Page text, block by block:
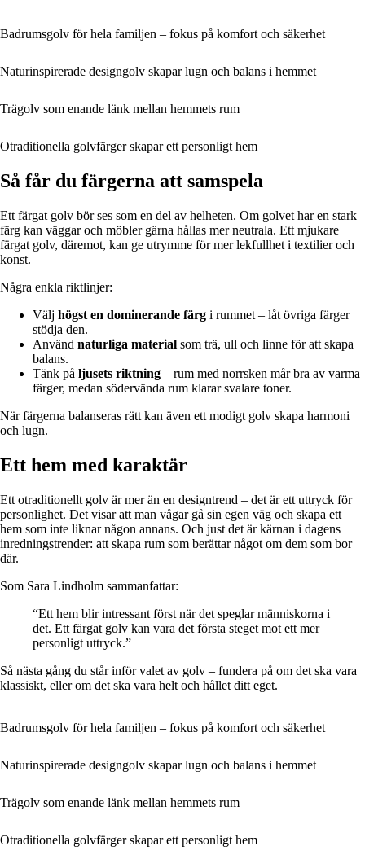
Badrumsgolv för hela familjen – fokus på komfort och säkerhet
Naturinspirerade designgolv skapar lugn och balans i hemmet
Trägolv som enande länk mellan hemmets rum
Otraditionella golvfärger skapar ett personligt hem
Så får du färgerna att samspela
Ett färgat golv bör ses som en del av helheten. Om golvet har en stark
färg kan väggar och möbler gärna hållas mer neutrala. Ett mjukare
färgat golv, däremot, kan ge utrymme för mer lekfullhet i textilier och
konst.
Några enkla riktlinjer:
Välj högst en dominerande färg i rummet – låt övriga färger
stödja den.
Använd naturliga material som trä, ull och linne för att skapa
balans.
Tänk på ljusets riktning – rum med norrsken mår bra av varma
färger, medan södervända rum klarar svalare toner.
När färgerna balanseras rätt kan även ett modigt golv skapa harmoni
och lugn.
Ett hem med karaktär
Ett otraditionellt golv är mer än en designtrend – det är ett uttryck för
personlighet. Det visar att man vågar gå sin egen väg och skapa ett
hem som inte liknar någon annans. Och just det är kärnan i dagens
inredningstrender: att skapa rum som berättar något om dem som bor
där.
Som Sara Lindholm sammanfattar:
“Ett hem blir intressant först när det speglar människorna i
det. Ett färgat golv kan vara det första steget mot ett mer
personligt uttryck.”
Så nästa gång du står inför valet av golv – fundera på om det ska vara
klassiskt, eller om det ska vara helt och hållet ditt eget.
Badrumsgolv för hela familjen – fokus på komfort och säkerhet
Naturinspirerade designgolv skapar lugn och balans i hemmet
Trägolv som enande länk mellan hemmets rum
Otraditionella golvfärger skapar ett personligt hem